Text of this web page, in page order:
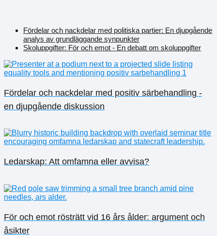
Fördelar och nackdelar med politiska partier: En djupgående
analys av grundläggande synpunkter
Skoluppgifter: För och emot - En debatt om skoluppgifter
Fördelar och nackdelar med positiv särbehandling -
en djupgående diskussion
Ledarskap: Att omfamna eller avvisa?
För och emot rösträtt vid 16 års ålder: argument och
åsikter